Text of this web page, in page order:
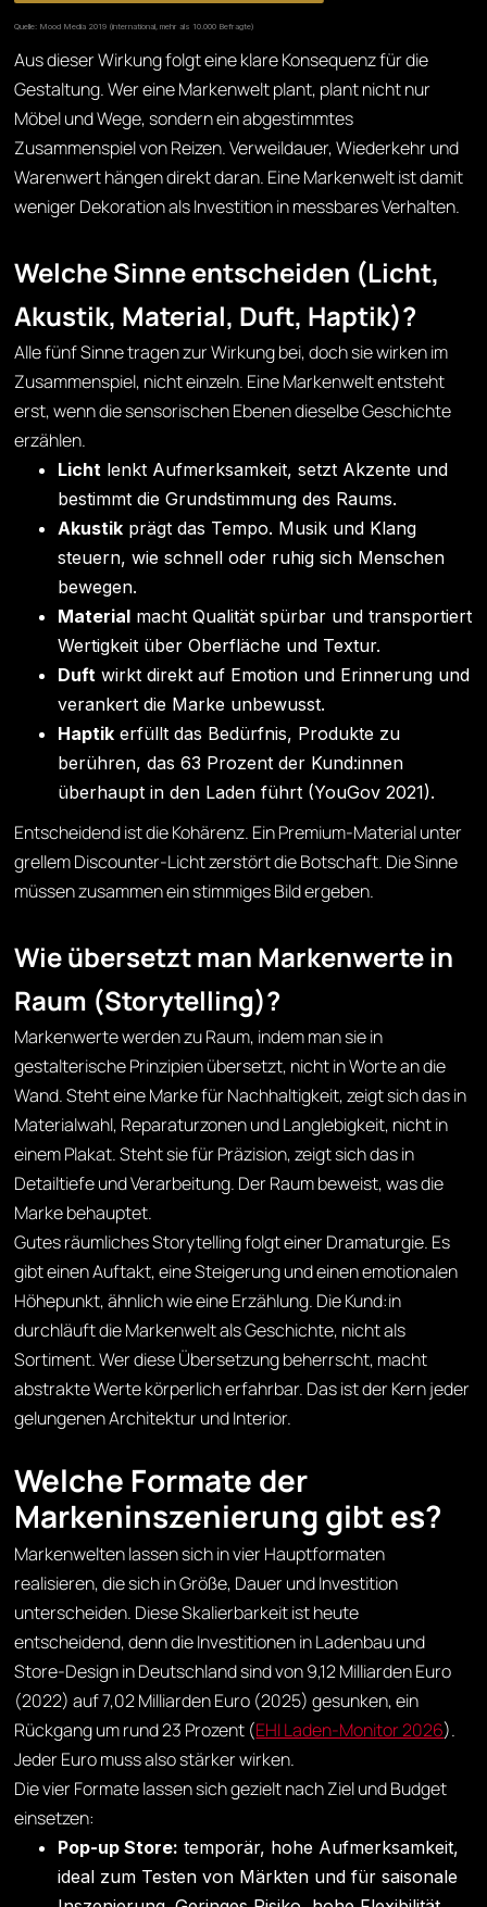
Quelle: Mood Media 2019 (international, mehr als 10.000 Befragte)
Aus dieser Wirkung folgt eine klare Konsequenz für die
Gestaltung. Wer eine Markenwelt plant, plant nicht nur
Möbel und Wege, sondern ein abgestimmtes
Zusammenspiel von Reizen. Verweildauer, Wiederkehr und
Warenwert hängen direkt daran. Eine Markenwelt ist damit
weniger Dekoration als Investition in messbares Verhalten.
Welche Sinne entscheiden (Licht,
Akustik, Material, Duft, Haptik)?
Alle fünf Sinne tragen zur Wirkung bei, doch sie wirken im
Zusammenspiel, nicht einzeln. Eine Markenwelt entsteht
erst, wenn die sensorischen Ebenen dieselbe Geschichte
erzählen.
Licht lenkt Aufmerksamkeit, setzt Akzente und
bestimmt die Grundstimmung des Raums.
Akustik prägt das Tempo. Musik und Klang
steuern, wie schnell oder ruhig sich Menschen
bewegen.
Material macht Qualität spürbar und transportiert
Wertigkeit über Oberfläche und Textur.
Duft wirkt direkt auf Emotion und Erinnerung und
verankert die Marke unbewusst.
Haptik erfüllt das Bedürfnis, Produkte zu
berühren, das 63 Prozent der Kund:innen
überhaupt in den Laden führt (YouGov 2021).
Entscheidend ist die Kohärenz. Ein Premium-Material unter
grellem Discounter-Licht zerstört die Botschaft. Die Sinne
müssen zusammen ein stimmiges Bild ergeben.
Wie übersetzt man Markenwerte in
Raum (Storytelling)?
Markenwerte werden zu Raum, indem man sie in
gestalterische Prinzipien übersetzt, nicht in Worte an die
Wand. Steht eine Marke für Nachhaltigkeit, zeigt sich das in
Materialwahl, Reparaturzonen und Langlebigkeit, nicht in
einem Plakat. Steht sie für Präzision, zeigt sich das in
Detailtiefe und Verarbeitung. Der Raum beweist, was die
Marke behauptet.
Gutes räumliches Storytelling folgt einer Dramaturgie. Es
gibt einen Auftakt, eine Steigerung und einen emotionalen
Höhepunkt, ähnlich wie eine Erzählung. Die Kund:in
durchläuft die Markenwelt als Geschichte, nicht als
Sortiment. Wer diese Übersetzung beherrscht, macht
abstrakte Werte körperlich erfahrbar. Das ist der Kern jeder
gelungenen Architektur und Interior.
Welche Formate der
Markeninszenierung gibt es?
Markenwelten lassen sich in vier Hauptformaten
realisieren, die sich in Größe, Dauer und Investition
unterscheiden. Diese Skalierbarkeit ist heute
entscheidend, denn die Investitionen in Ladenbau und
Store-Design in Deutschland sind von 9,12 Milliarden Euro
(2022) auf 7,02 Milliarden Euro (2025) gesunken, ein
Rückgang um rund 23 Prozent (EHI Laden-Monitor 2026).
Jeder Euro muss also stärker wirken.
Die vier Formate lassen sich gezielt nach Ziel und Budget
einsetzen:
Pop-up Store: temporär, hohe Aufmerksamkeit,
ideal zum Testen von Märkten und für saisonale